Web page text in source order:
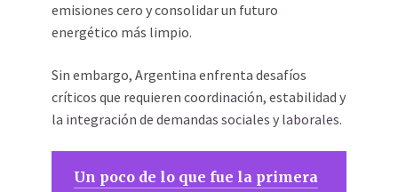
emisiones cero y consolidar un futuro
energético más limpio.
Sin embargo, Argentina enfrenta desafíos
críticos que requieren coordinación, estabilidad y
la integración de demandas sociales y laborales.
Un poco de lo que fue la primera